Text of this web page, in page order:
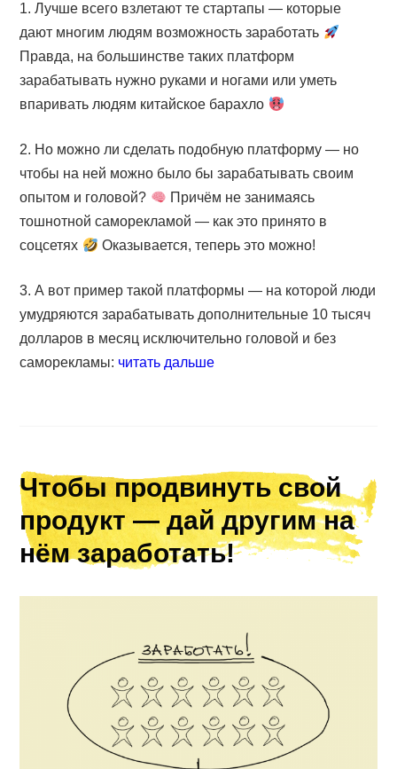
1. Лучше всего взлетают те стартапы — которые
дают многим людям возможность заработать
Правда, на большинстве таких платформ
зарабатывать нужно руками и ногами или уметь
впаривать людям китайское барахло
2. Но можно ли сделать подобную платформу — но
чтобы на ней можно было бы зарабатывать своим
опытом и головой?
Причём не занимаясь
тошнотной саморекламой — как это принято в
соцсетях
Оказывается, теперь это можно!
3. А вот пример такой платформы — на которой люди
умудряются зарабатывать дополнительные 10 тысяч
долларов в месяц исключительно головой и без
саморекламы: читать дальше
Чтобы продвинуть свой
продукт — дай другим на
нём заработать!